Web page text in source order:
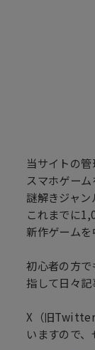
当サイトの
スマホゲー
謎解きジャン
これまでに
新作ゲームを
初心者の方
指して日々記
X（旧Twitter
いますので